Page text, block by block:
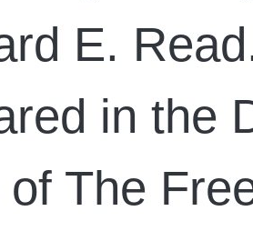
E.
in the
of The